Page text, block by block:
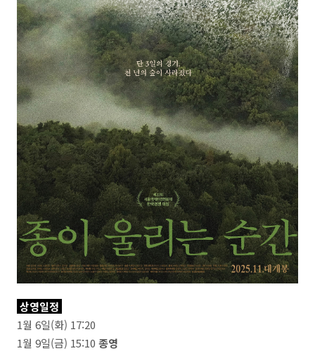
상영일정
1월 6일(화) 17:20
1월 9일(금) 15:10 종영